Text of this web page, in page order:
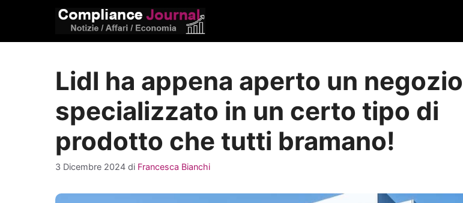
Lidl ha appena aperto un negozio
specializzato in un certo tipo di
prodotto che tutti bramano!
3 Dicembre 2024 di Francesca Bianchi